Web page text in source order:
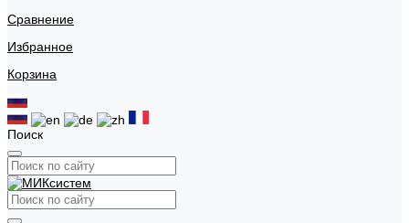
Сравнение
Избранное
Корзина
Поиск